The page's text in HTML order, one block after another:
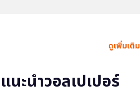
ดูเพิ่มเติม
แนะนำวอลเปเปอร์